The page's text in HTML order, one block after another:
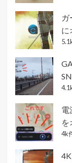
ガ
に
電
を
4k